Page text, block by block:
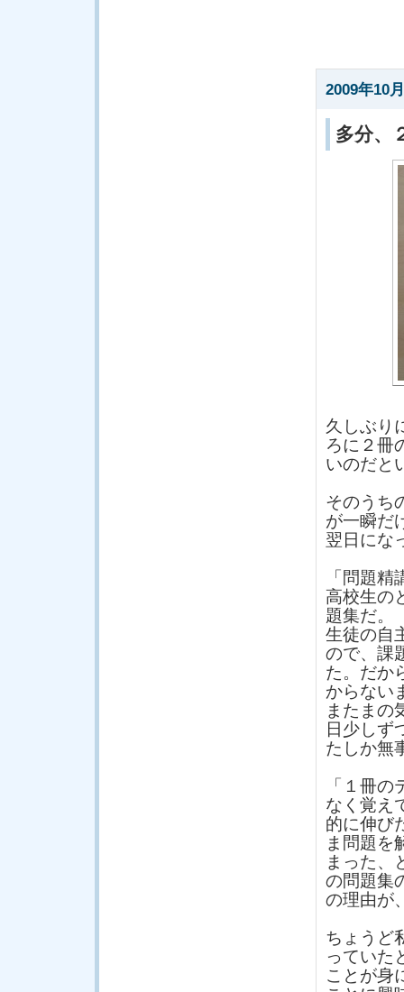
2009年10
多分、
久しぶり
ろに２冊
いのだと
そのうち
が一瞬だ
翌日にな
「問題
高校生の
題集だ。
生徒の自
ので、課
た。だか
からない
またまの
日少しず
たしか無
「１冊
なく覚え
的に伸び
ま問題を
まった、
の問題集
の理由が
ちょうど
っていた
ことが身